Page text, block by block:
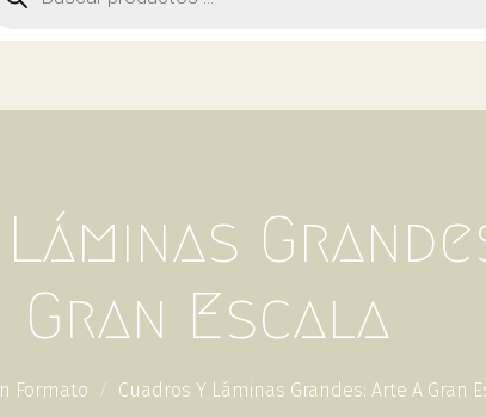
Gran Escala
Formato Cuadros Y Láminas Grandes: Arte A Gran